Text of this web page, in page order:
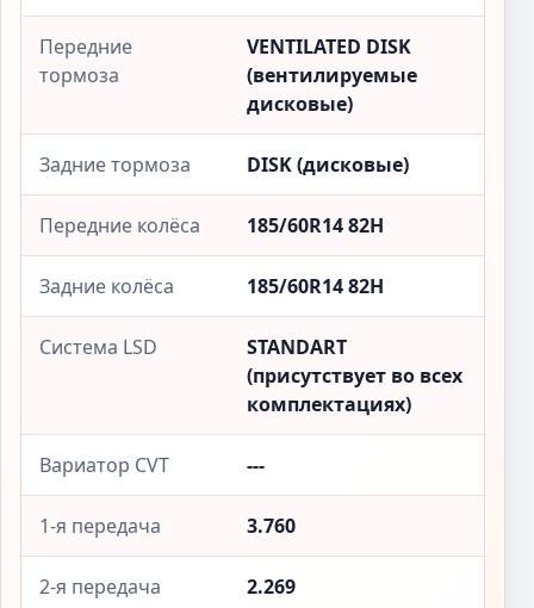
Передние
тормоза
VENTILATED DISK
(вентилируемые
дисковые)
Задние тормоза DISK (дисковые)
Передние колёса 185/60R14 82H
Задние колёса 185/60R14 82H
Система LSD
STANDART
(присутствует во всех
комплектациях)
Вариатор CVT ---
1-я передача 3.760
2-я передача 2.269